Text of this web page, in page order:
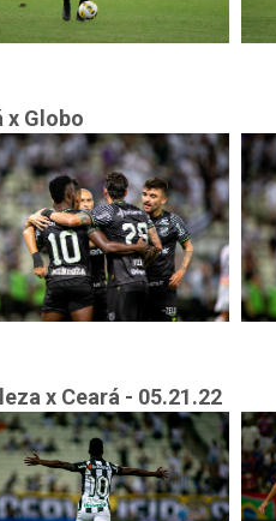
x Globo
x Ceará - 05.21.22